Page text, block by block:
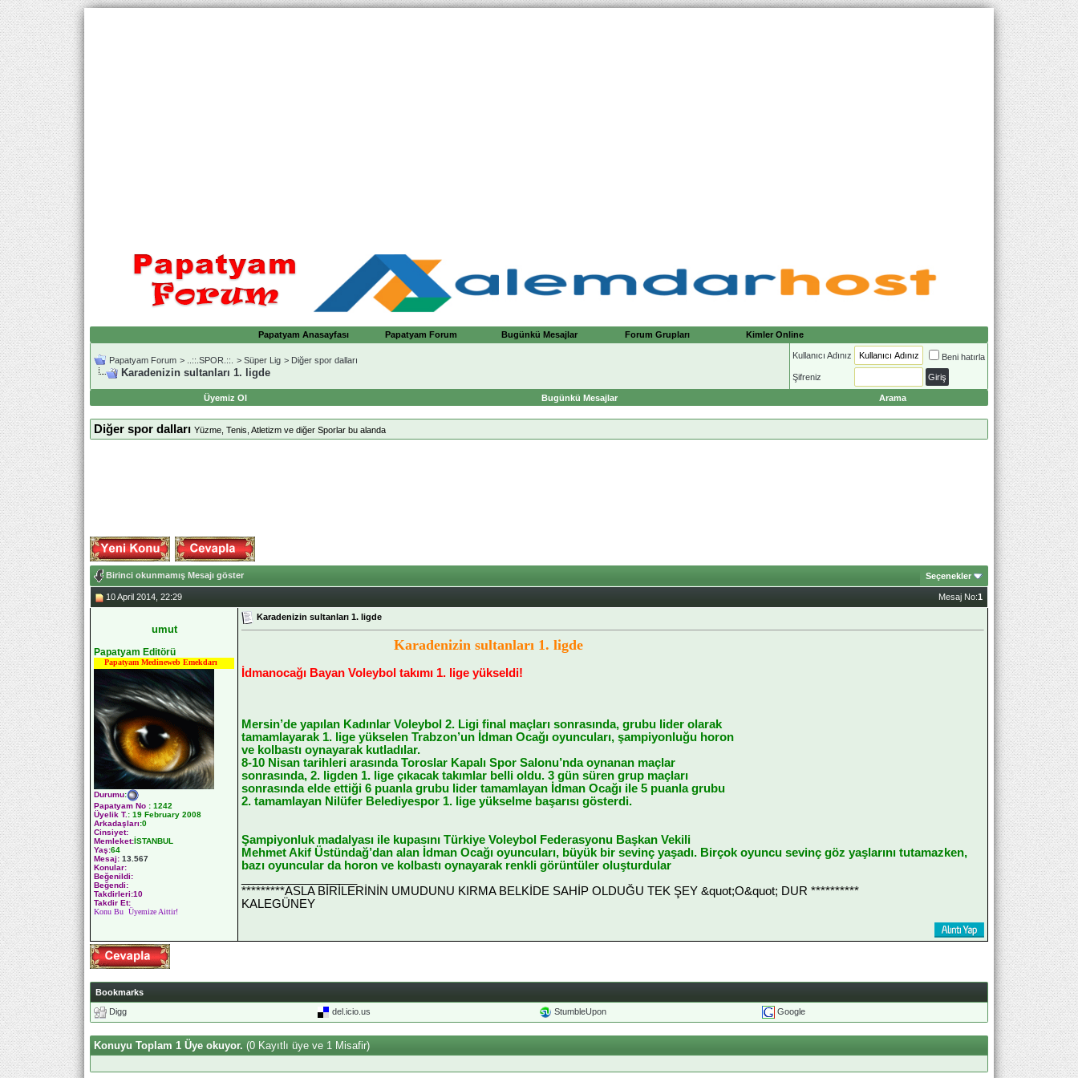
Papatyam Anasayfası Papatyam Forum Bugünkü Mesajlar Forum Grupları Kimler Online
Papatyam Forum > ..::.SPOR.::. > Süper Lig > Diğer spor dalları
Karadenizin sultanları 1. ligde
Kullanıcı Adınız Beni hatırla
Şifreniz
Üyemiz Ol Bugünkü Mesajlar Arama
Diğer spor dalları Yüzme, Tenis, Atletizm ve diğer Sporlar bu alanda
Birinci okunmamış Mesajı göster Seçenekler
10 April 2014, 22:29 Mesaj No:1
umut
Papatyam Editörü
Papatyam Medineweb Emekdarı
Durumu:
Papatyam No : 1242
Üyelik T.: 19 February 2008
Arkadaşları:0
Cinsiyet:
Memleket:İSTANBUL
Yaş:64
Mesaj: 13.567
Konular:
Beğenildi:
Beğendi:
Takdirleri:10
Takdir Et:
Konu Bu Üyemize Aittir!
Karadenizin sultanları 1. ligde
Karadenizin sultanları 1. ligde
İdmanocağı Bayan Voleybol takımı 1. lige yükseldi!
Mersin’de yapılan Kadınlar Voleybol 2. Ligi final maçları sonrasında, grubu lider olarak
tamamlayarak 1. lige yükselen Trabzon’un İdman Ocağı oyuncuları, şampiyonluğu horon
ve kolbastı oynayarak kutladılar.
8-10 Nisan tarihleri arasında Toroslar Kapalı Spor Salonu’nda oynanan maçlar
sonrasında, 2. ligden 1. lige çıkacak takımlar belli oldu. 3 gün süren grup maçları
sonrasında elde ettiği 6 puanla grubu lider tamamlayan İdman Ocağı ile 5 puanla grubu
2. tamamlayan Nilüfer Belediyespor 1. lige yükselme başarısı gösterdi.
Şampiyonluk madalyası ile kupasını Türkiye Voleybol Federasyonu Başkan Vekili
Mehmet Akif Üstündağ’dan alan İdman Ocağı oyuncuları, büyük bir sevinç yaşadı. Birçok oyuncu sevinç göz yaşlarını tutamazken,
bazı oyuncular da horon ve kolbastı oynayarak renkli görüntüler oluşturdular
*********ASLA BİRİLERİNİN UMUDUNU KIRMA BELKİDE SAHİP OLDUĞU TEK ŞEY &quot;O&quot; DUR **********
KALEGÜNEY
Bookmarks
Digg
del.icio.us StumbleUpon Google
Konuyu Toplam 1 Üye okuyor. (0 Kayıtlı üye ve 1 Misafir)